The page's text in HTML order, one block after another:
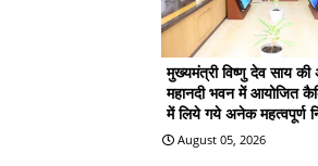
मुख्यमंत्री विष्णु देव साय की
महानदी भवन में आयोजित
में लिये गये अनेक महत्वपूर्ण
August 05, 2026